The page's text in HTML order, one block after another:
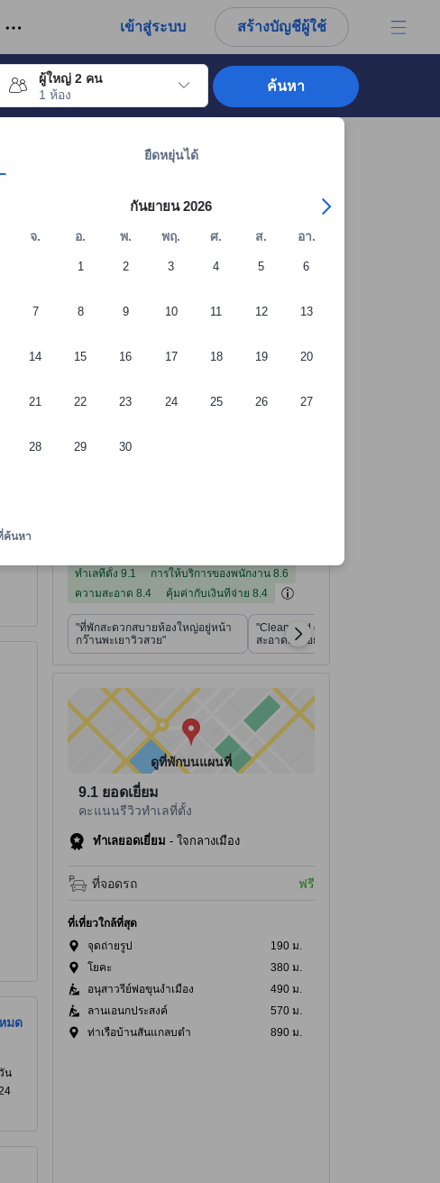
เข้าสู่ระบบ สร้างบัญชีผู้ใช้
ผู้ใหญ่ 2 คน
1 ห้อง
มื่อไปถึงวันเช็คอินที่ต้องการ ให้กดปุ่ม Enter เพื่อเลือกวันเช็คอินดังกล่าว ทำซ้ำขั้นตอ
ยืดหยุ่นได้
กันยายน 2026
จ. อ. พ. พฤ. ศ. ส. อา.
1 2 3 4 5 6
7 8 9 10 11 12 13
14 15 16 17 18 19 20
21 22 23 24 25 26 27
28 29 30
ค้นหา
ค้นหา
มด
น
ทำเลที่ตั้ง 9.1
การให้บริการของพนักงาน 8.6
ความสะอาด 8.4
คุ้มค่ากับเงินที่จ่าย 8.4
"ที่พักสะดวกสบายห้องใหญ่อยู่หน้า
กว๊านพะเยาวิวสวย"
"Clean and great location ที่พัก
สะอาดและอยู่ในทำเลยอดเยี่ยม"
ดูที่พักบนแผนที่
9.1 ยอดเยี่ยม
คะแนนรีวิวทำเลที่ตั้ง
ทำเลยอดเยี่ยม - ใจกลางเมือง
ที่จอดรถ ฟรี
ที่เที่ยวใกล้ที่สุด
จุดถ่ายรูป
190 ม.
โยคะ
380 ม.
อนุสาวรีย์พ่อขุนงำเมือง
490 ม.
ลานเอนกประสงค์
570 ม.
ท่าเรือบ้านสันแกลบตำ
890 ม.
ะสบการณ์ตรงของผู้เข้าพักอย่างแท้จริง